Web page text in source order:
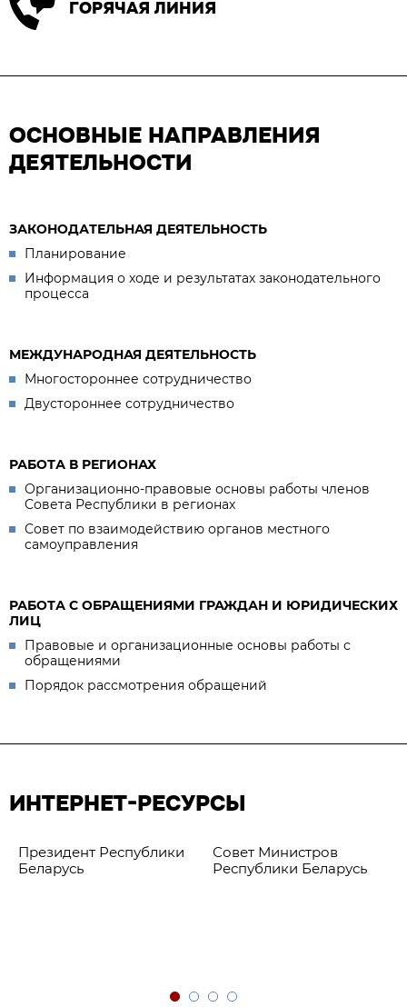
ГОРЯЧАЯ ЛИНИЯ
ОСНОВНЫЕ НАПРАВЛЕНИЯ
ДЕЯТЕЛЬНОСТИ
ЗАКОНОДАТЕЛЬНАЯ ДЕЯТЕЛЬНОСТЬ
Планирование
Информация о ходе и результатах законодательного
процесса
МЕЖДУНАРОДНАЯ ДЕЯТЕЛЬНОСТЬ
Многостороннее сотрудничество
Двустороннее сотрудничество
РАБОТА В РЕГИОНАХ
Организационно-правовые основы работы членов
Совета Республики в регионах
Совет по взаимодействию органов местного
самоуправления
РАБОТА С ОБРАЩЕНИЯМИ ГРАЖДАН И ЮРИДИЧЕСКИХ
ЛИЦ
Правовые и организационные основы работы с
обращениями
Порядок рассмотрения обращений
ИНТЕРНЕТ-РЕСУРСЫ
Президент Республики
Беларусь
Совет Министров
Республики Беларусь